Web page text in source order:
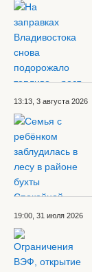
13:13, 3 августа 2026
19:00, 31 июля 2026